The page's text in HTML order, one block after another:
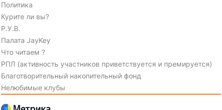
Политика
Курите ли вы?
Р.У.В.
Палата JayKey
Что читаем ?
РПЛ (активность участников приветствуется и премируется)
Благотворительный накопительный фонд
Нелюбимые клубы